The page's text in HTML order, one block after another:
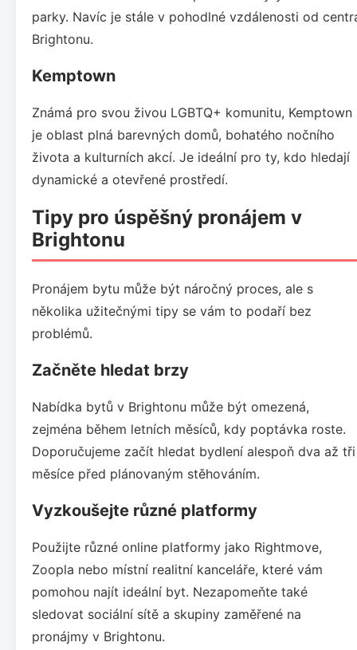
parky. Navíc je stále v pohodlné vzdálenosti od
Brightonu.
Kemptown
Známá pro svou živou LGBTQ+ komunitu, Kemptown
je oblast plná barevných domů, bohatého nočního
života a kulturních akcí. Je ideální pro ty, kdo hledají
dynamické a otevřené prostředí.
Tipy pro úspěšný pronájem v
Brightonu
Pronájem bytu může být náročný proces, ale s
několika užitečnými tipy se vám to podaří bez
problémů.
Začněte hledat brzy
Nabídka bytů v Brightonu může být omezená,
zejména během letních měsíců, kdy poptávka roste.
Doporučujeme začít hledat bydlení alespoň dva až tři
měsíce před plánovaným stěhováním.
Vyzkoušejte různé platformy
Použijte různé online platformy jako Rightmove,
Zoopla nebo místní realitní kanceláře, které vám
pomohou najít ideální byt. Nezapomeňte také
sledovat sociální sítě a skupiny zaměřené na
pronájmy v Brightonu.